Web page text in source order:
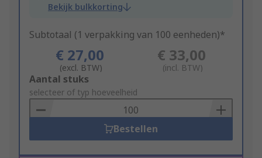
Bekijk bulkkorting
Subtotaal (1 verpakking van 100 eenheden)*
€ 27,00
(excl. BTW)
€ 33,00
(incl. BTW)
Add
to
Basket
Aantal stuks
selecteer of typ hoeveelheid
Bestellen